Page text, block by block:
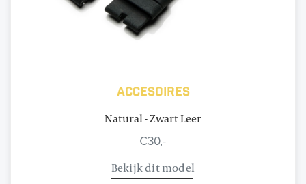
Accesoires
Natural - Zwart Leer
€30,-
Bekijk dit model